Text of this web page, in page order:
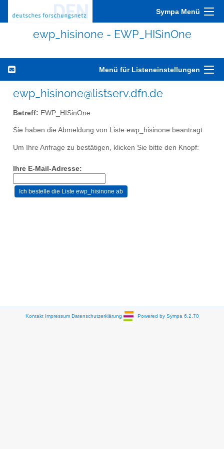
Sympa Menü
ewp_hisinone - EWP_HISinOne
Menü für Listeneinstellungen
ewp_hisinone@listserv.dfn.de
Betreff: EWP_HISinOne
Sie haben die Abmeldung von Liste ewp_hisinone beantragt
Um Ihre Anfrage zu bestätigen, klicken Sie bitte den Knopf:
Ihre E-Mail-Adresse:
Kontakt Impressum Datenschutzerklärung Powered by Sympa 6.2.70